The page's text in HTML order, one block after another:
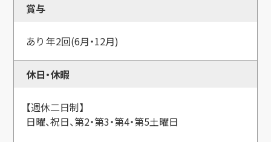
賞与
あり 年2回(6月・12月)
休日・休暇
【週休二日制】
日曜、祝日、第2・第3・第4・第5土曜日